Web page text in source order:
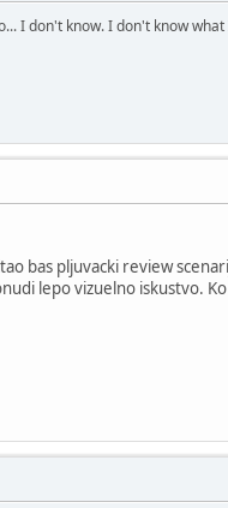
I don't know. I don't know
bas pljuvacki review
lepo vizuelno iskustvo.